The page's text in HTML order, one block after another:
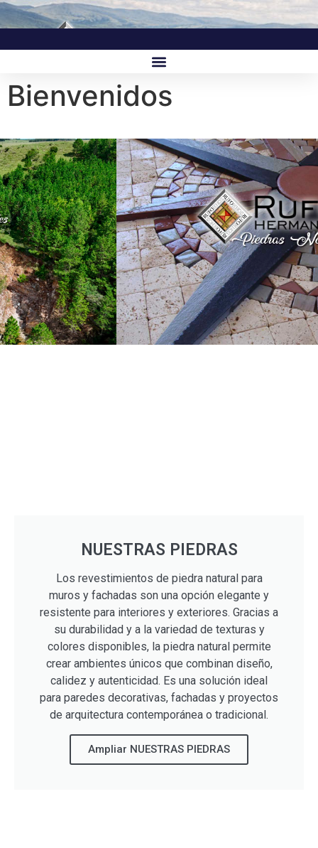
Bienvenidos
NUESTRAS PIEDRAS
Los revestimientos de piedra natural para
muros y fachadas son una opción elegante y
resistente para interiores y exteriores. Gracias a
su durabilidad y a la variedad de texturas y
colores disponibles, la piedra natural permite
crear ambientes únicos que combinan diseño,
calidez y autenticidad. Es una solución ideal
para paredes decorativas, fachadas y proyectos
de arquitectura contemporánea o tradicional.
Ampliar NUESTRAS PIEDRAS